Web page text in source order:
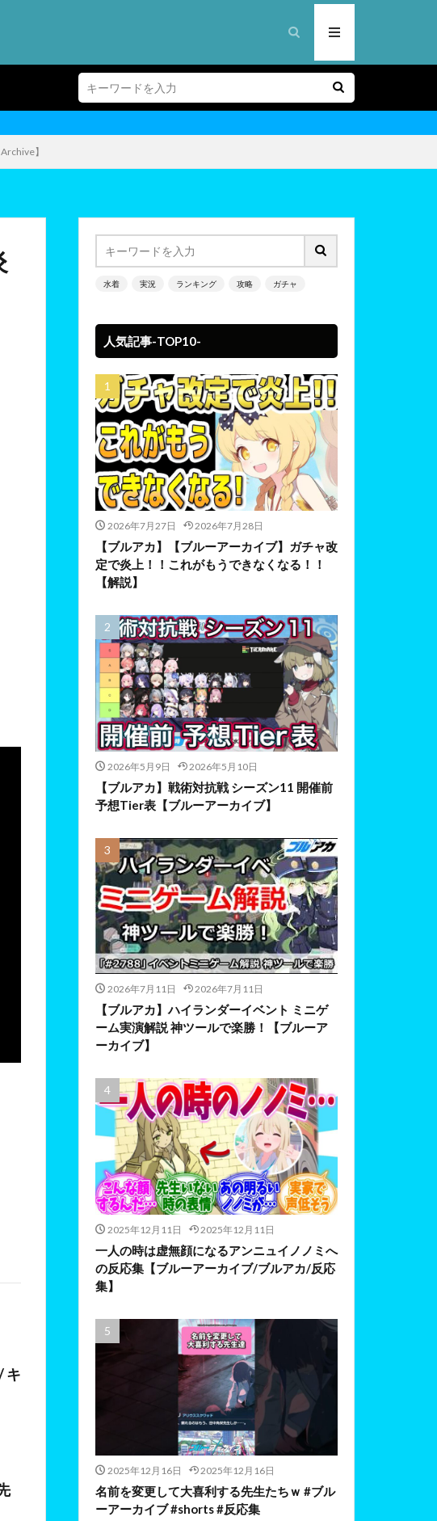
】
キ
水着 実況 ランキング 攻略 ガチャ
人気記事-TOP10-
2026年7月27日 2026年7月28日
【ブルアカ】【ブルーアーカイブ】ガチャ改
定で炎上！！これがもうできなくなる！！
【解説】
2026年5月9日 2026年5月10日
【ブルアカ】戦術対抗戦 シーズン11 開催前
予想Tier表【ブルーアーカイブ】
2026年7月11日 2026年7月11日
【ブルアカ】ハイランダーイベント ミニゲ
ーム実演解説 神ツールで楽勝！【ブルーア
ーカイブ】
2025年12月11日 2025年12月11日
一人の時は虚無顔になるアンニュイノノミへ
の反応集【ブルーアーカイブ/ブルアカ/反応
集】
2025年12月16日 2025年12月16日
名前を変更して大喜利する先生たちｗ #ブル
ーアーカイブ #shorts #反応集